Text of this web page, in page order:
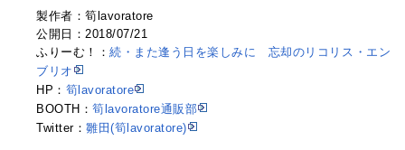
製作者：筍lavoratore
公開日：2018/07/21
ふりーむ！：続・また逢う日を楽しみに 忘却のリコリス・エン
ブリオ
HP： 筍lavoratore
BOOTH：筍lavoratore通販部
Twitter：雛田(筍lavoratore)